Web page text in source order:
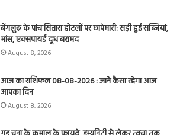
बेंगलुरु के पांच सितारा होटलों पर छापेमारी: सड़ी हुई सब्जियां,
मांस, एक्सपायर्ड दूध बरामद
August 8, 2026
आज का राशिफल 08-08-2026 : जाने कैसा रहेगा आज
आपका दिन
August 8, 2026